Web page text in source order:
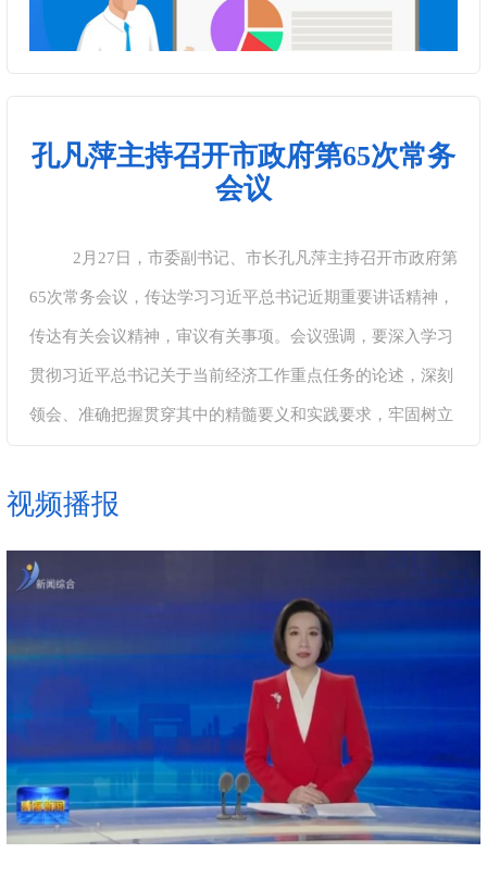
孔凡萍主持召开市政府第65次常务
会议
2月27日，市委副书记、市长孔凡萍主持召开市政府第
65次常务会议，传达学习习近平总书记近期重要讲话精神，
传达有关会议精神，审议有关事项。会议强调，要深入学习
贯彻习近平总书记关于当前经济工作重点任务的论述，深刻
领会、准确把握贯穿其中的精髓要义和实践要求，牢固树立
国、全省发展大局多作贡献。
视频播报